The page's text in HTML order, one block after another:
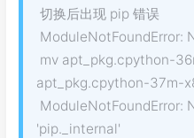
切换后出现 pip 错误
ModuleNotFoundError:
mv apt_pkg.cpython-
apt_pkg.cpython-37m-
ModuleNotFoundError:
'pip._internal'